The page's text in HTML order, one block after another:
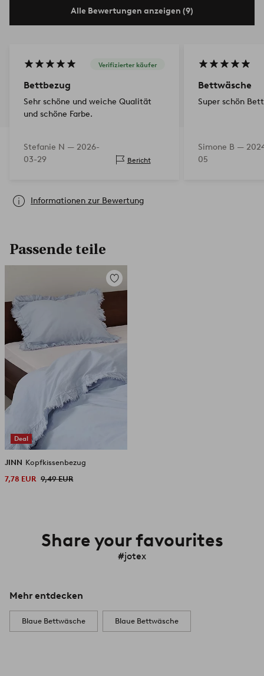
Alle Bewertungen anzeigen (9)
Verifizierter käufer
Bettbezug
Sehr schöne und weiche Qualität
und schöne Farbe.
Stefanie N — 2026-
03-29
Bericht
Bettwäsche
Super schön
Simone B —
05
Informationen zur Bewertung
Passende teile
Deal
Zu
Favoriten
JINN Kopfkissenbezug
7,78 EUR 9,49 EUR
Share your favourites
#jotex
Mehr entdecken
Blaue Bettwäsche Blaue Bettwäsche